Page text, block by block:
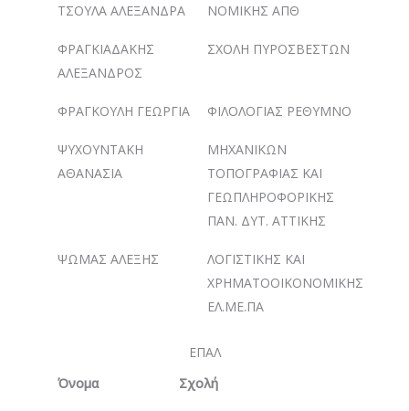
ΤΣΟΥΛΑ ΑΛΕΞΑΝΔΡΑ ΝΟΜΙΚΗΣ ΑΠΘ
ΦΡΑΓΚΙΑΔΑΚΗΣ
ΑΛΕΞΑΝΔΡΟΣ
ΣΧΟΛΗ ΠΥΡΟΣΒΕΣΤΩΝ
ΦΡΑΓΚΟΥΛΗ ΓΕΩΡΓΙΑ ΦΙΛΟΛΟΓΙΑΣ ΡΕΘΥΜΝΟ
ΨΥΧΟΥΝΤΑΚΗ
ΑΘΑΝΑΣΙΑ
ΜΗΧΑΝΙΚΩΝ
ΤΟΠΟΓΡΑΦΙΑΣ ΚΑΙ
ΓΕΩΠΛΗΡΟΦΟΡΙΚΗΣ
ΠΑΝ. ΔΥΤ. ΑΤΤΙΚΗΣ
ΨΩΜΑΣ ΑΛΕΞΗΣ
ΛΟΓΙΣΤΙΚΗΣ ΚΑΙ
ΧΡΗΜΑΤΟΟΙΚΟΝΟΜΙΚΗΣ
ΕΛ.ΜΕ.ΠΑ
ΕΠΑΛ
Όνομα
Σχολή